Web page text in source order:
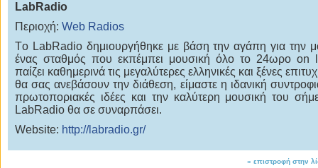
LabRadio
Περιοχή: Web Radios
Tο LabRadio δημιουργήθηκε με βάση την αγάπη για την
ένας σταθμός που εκπέμπει μουσική όλο το 24ωρο on
παίζει καθημερινά τις μεγαλύτερες ελληνικές και ξένες
θα σας ανεβάσουν την διάθεση, είμαστε η ιδανική
πρωτοποριακές ιδέες και την καλύτερη μουσική του
LabRadio θα σε συναρπάσει.
Website: http://labradio.gr/
« επιστροφή στην